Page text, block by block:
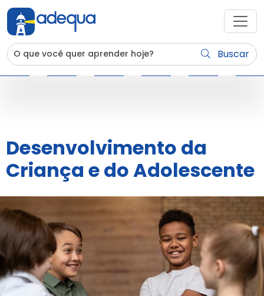
Buscar
Desenvolvimento da
Criança e do Adolescente